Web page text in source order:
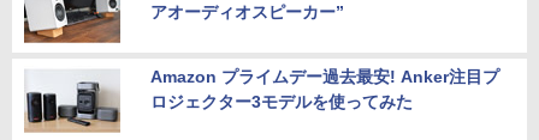
アオーディオスピーカー”
Amazon プライムデー過去最安! Anker注目プ
ロジェクター3モデルを使ってみた